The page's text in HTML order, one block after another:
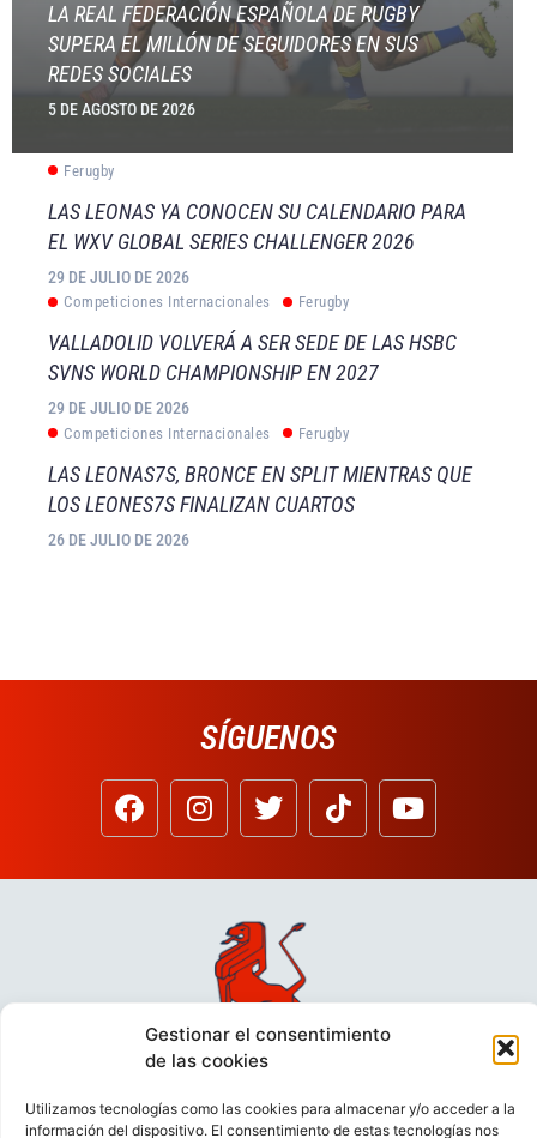
Gestionar el consentimiento
de las cookies
Utilizamos tecnologías como las cookies para almacenar y/o acceder a la
información del dispositivo. El consentimiento de estas tecnologías nos
LA REAL FEDERACIÓN ESPAÑOLA DE RUGBY
SUPERA EL MILLÓN DE SEGUIDORES EN SUS
REDES SOCIALES
5 DE AGOSTO DE 2026
Ferugby
LAS LEONAS YA CONOCEN SU CALENDARIO PARA
EL WXV GLOBAL SERIES CHALLENGER 2026
29 DE JULIO DE 2026
Competiciones Internacionales Ferugby
VALLADOLID VOLVERÁ A SER SEDE DE LAS HSBC
SVNS WORLD CHAMPIONSHIP EN 2027
29 DE JULIO DE 2026
Competiciones Internacionales Ferugby
LAS LEONAS7S, BRONCE EN SPLIT MIENTRAS QUE
LOS LEONES7S FINALIZAN CUARTOS
26 DE JULIO DE 2026
SÍGUENOS